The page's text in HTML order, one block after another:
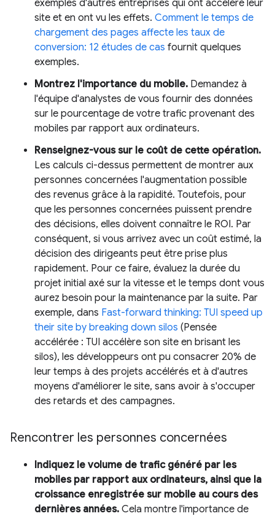
exemples d'autres entreprises qui ont accéléré leur
site et en ont vu les effets. Comment le temps de
chargement des pages affecte les taux de
conversion: 12 études de cas fournit quelques
exemples.
Montrez l'importance du mobile. Demandez à
l'équipe d'analystes de vous fournir des données
sur le pourcentage de votre trafic provenant des
mobiles par rapport aux ordinateurs.
Renseignez-vous sur le coût de cette opération.
Les calculs ci-dessus permettent de montrer aux
personnes concernées l'augmentation possible
des revenus grâce à la rapidité. Toutefois, pour
que les personnes concernées puissent prendre
des décisions, elles doivent connaître le ROI. Par
conséquent, si vous arrivez avec un coût estimé, la
décision des dirigeants peut être prise plus
rapidement. Pour ce faire, évaluez la durée du
projet initial axé sur la vitesse et le temps dont vous
aurez besoin pour la maintenance par la suite. Par
exemple, dans Fast-forward thinking: TUI speed up
their site by breaking down silos (Pensée
accélérée : TUI accélère son site en brisant les
silos), les développeurs ont pu consacrer 20% de
leur temps à des projets accélérés et à d'autres
moyens d'améliorer le site, sans avoir à s'occuper
des retards et des campagnes.
Rencontrer les personnes concernées
Indiquez le volume de trafic généré par les
mobiles par rapport aux ordinateurs, ainsi que la
croissance enregistrée sur mobile au cours des
dernières années. Cela montre l'importance de